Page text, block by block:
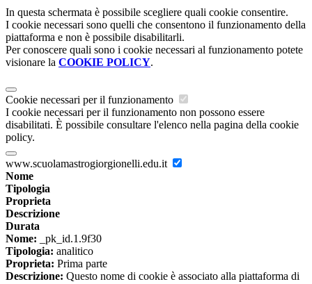
In questa schermata è possibile scegliere quali cookie consentire.
I cookie necessari sono quelli che consentono il funzionamento della
piattaforma e non è possibile disabilitarli.
Per conoscere quali sono i cookie necessari al funzionamento potete
visionare la COOKIE POLICY.
Cookie necessari per il funzionamento
I cookie necessari per il funzionamento non possono essere
disabilitati. È possibile consultare l'elenco nella pagina della cookie
policy.
www.scuolamastrogiorgionelli.edu.it
Nome
Tipologia
Proprieta
Descrizione
Durata
Nome: _pk_id.1.9f30
Tipologia: analitico
Proprieta: Prima parte
Descrizione: Questo nome di cookie è associato alla piattaforma di